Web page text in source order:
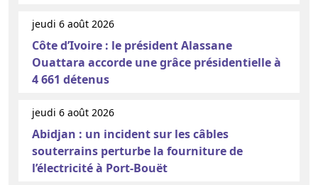
jeudi 6 août 2026
Côte d’Ivoire : le président Alassane
Ouattara accorde une grâce présidentielle à
4 661 détenus
jeudi 6 août 2026
Abidjan : un incident sur les câbles
souterrains perturbe la fourniture de
l’électricité à Port-Bouët